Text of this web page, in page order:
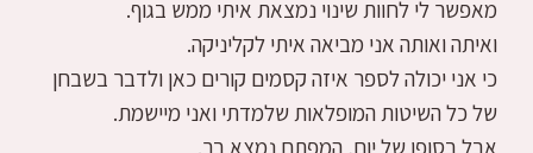
מאפשר לי לחוות שינוי נמצאת איתי ממש בגוף.
ואיתה ואותה אני מביאה איתי לקליניקה.
כי אני יכולה לספר איזה קסמים קורים כאן ולדבר בשבחן
של כל השיטות המופלאות שלמדתי ואני מיישמת.
אבל בסופו של יום, המפתח נמצא בך.